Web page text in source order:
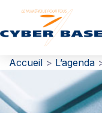
Accueil > L’agenda